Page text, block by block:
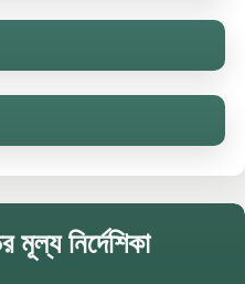
নির্দেশিকা